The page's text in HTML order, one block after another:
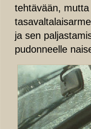
tehtävään,
ja sen
pudonneelle